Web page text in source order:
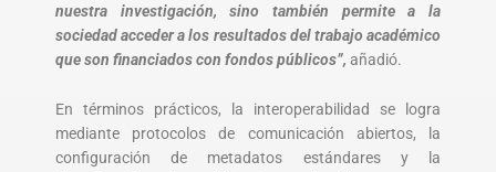
nuestra investigación, sino también permite a la
sociedad acceder a los resultados del trabajo académico
que son financiados con fondos públicos”, añadió.
En términos prácticos, la interoperabilidad se logra
mediante protocolos de comunicación abiertos, la
configuración de metadatos estándares y la